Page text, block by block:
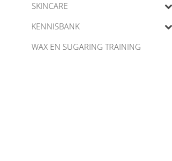
SKINCARE
KENNISBANK
WAX EN SUGARING TRAINING